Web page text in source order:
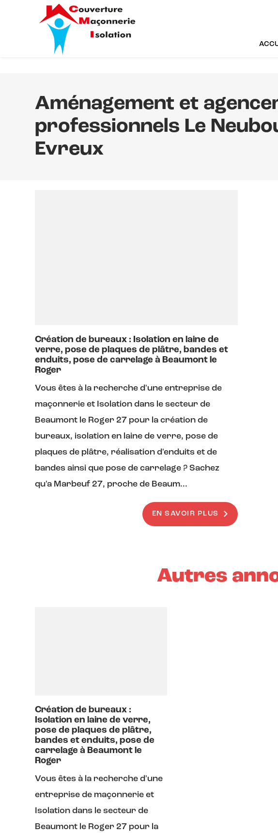
Aménagement et
professionnels Le
Evreux
Création de bureaux : Isolation en laine de
verre, pose de plaques de plâtre, bandes et
enduits, pose de carrelage à Beaumont le
Roger
Vous êtes à la recherche d'une entreprise de
maçonnerie et Isolation dans le secteur de
Beaumont le Roger 27 pour la création de
bureaux, isolation en laine de verre, pose de
plaques de plâtre, réalisation d'enduits et de
bandes ainsi que pose de carrelage ? Sachez
qu'a Marbeuf 27, proche de Beaum...
EN SAVOIR PLUS
Autres
Création de bureaux :
Isolation en laine de verre,
pose de plaques de plâtre,
bandes et enduits, pose de
carrelage à Beaumont le
Roger
Vous êtes à la recherche d'une
entreprise de maçonnerie et
Isolation dans le secteur de
Beaumont le Roger 27 pour la